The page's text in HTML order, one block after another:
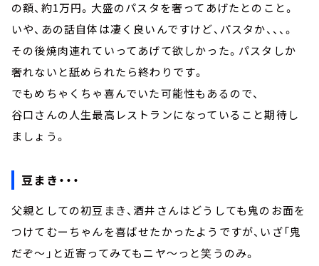
の額、約1万円。大盛のパスタを奢ってあげたとのこと。
いや、あの話自体は凄く良いんですけど、パスタか、、、。
その後焼肉連れていってあげて欲しかった。パスタしか
奢れないと舐められたら終わりです。
でもめちゃくちゃ喜んでいた可能性もあるので、
谷口さんの人生最高レストランになっていること期待し
ましょう。
豆まき・・・
父親としての初豆まき、酒井さんはどうしても鬼のお面を
つけてむーちゃんを喜ばせたかったようですが、いざ「鬼
だぞ～」と近寄ってみてもニヤ～っと笑うのみ。